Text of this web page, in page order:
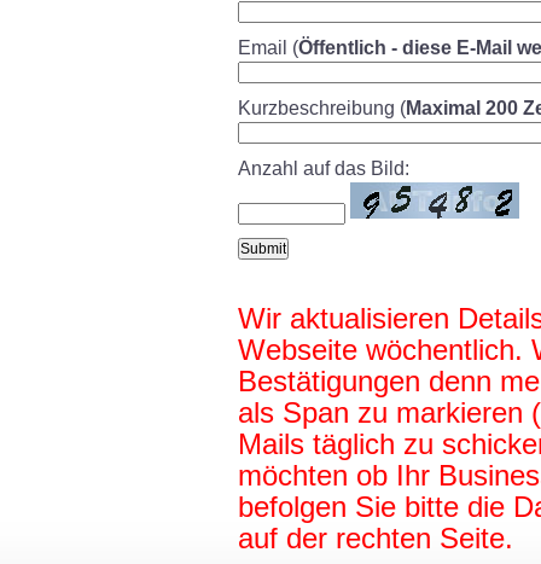
Email (Öffentlich - diese E-Mail
Kurzbeschreibung (Maximal 200
Anzahl auf das Bild:
Wir aktualisieren
Webseite wöchentlich.
Bestätigungen denn
als Span zu markieren
Mails täglich zu
möchten ob Ihr
befolgen Sie bitte die
auf der rechten Seite.